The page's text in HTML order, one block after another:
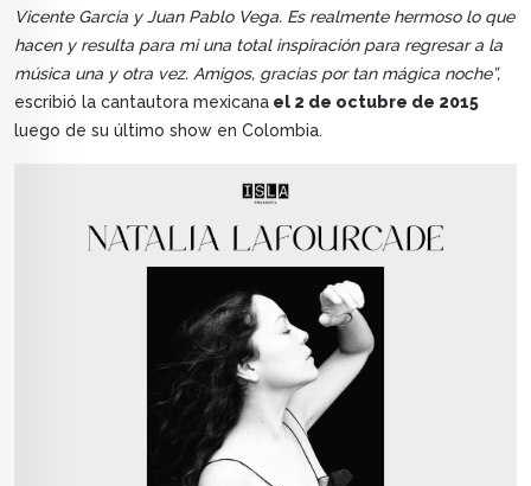
Vicente Garcia y Juan Pablo Vega. Es realmente hermoso lo que
hacen y resulta para mi una total inspiración para regresar a la
música una y otra vez. Amigos, gracias por tan mágica noche”,
escribió la cantautora mexicana el 2 de octubre de 2015
luego de su último show en Colombia.